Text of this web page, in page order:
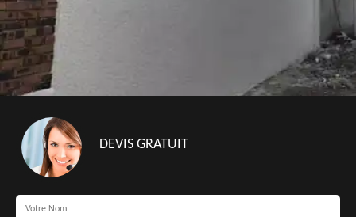
DEVIS GRATUIT